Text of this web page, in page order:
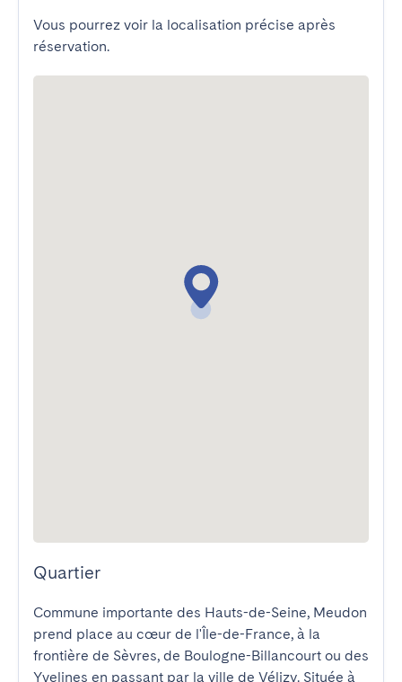
Vous pourrez voir la localisation précise après
réservation.
Quartier
Commune importante des Hauts-de-Seine, Meudon
prend place au cœur de l'Île-de-France, à la
frontière de Sèvres, de Boulogne-Billancourt ou des
Yvelines en passant par la ville de Vélizy. Située à